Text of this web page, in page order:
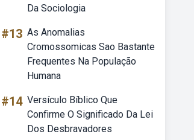
Da Sociologia
#13 As Anomalias
Cromossomicas Sao Bastante
Frequentes Na População
Humana
#14 Versículo Bíblico Que
Confirme O Significado Da Lei
Dos Desbravadores